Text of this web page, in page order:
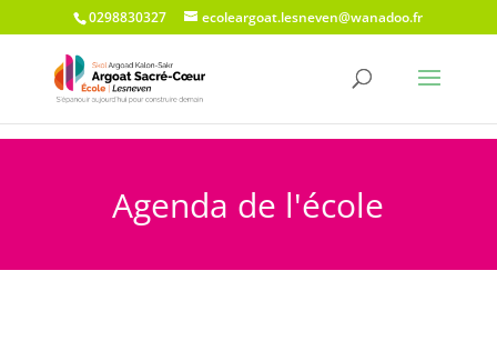
0298830327 ecoleargoat.lesneven@wanadoo.fr
Agenda de l'école